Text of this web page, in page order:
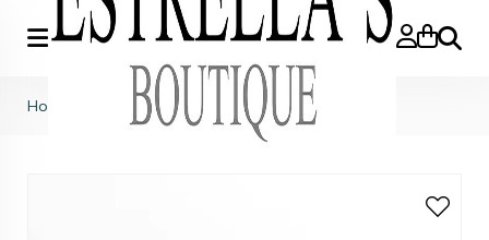
Zoeken
Home Comfy verrassingspakket